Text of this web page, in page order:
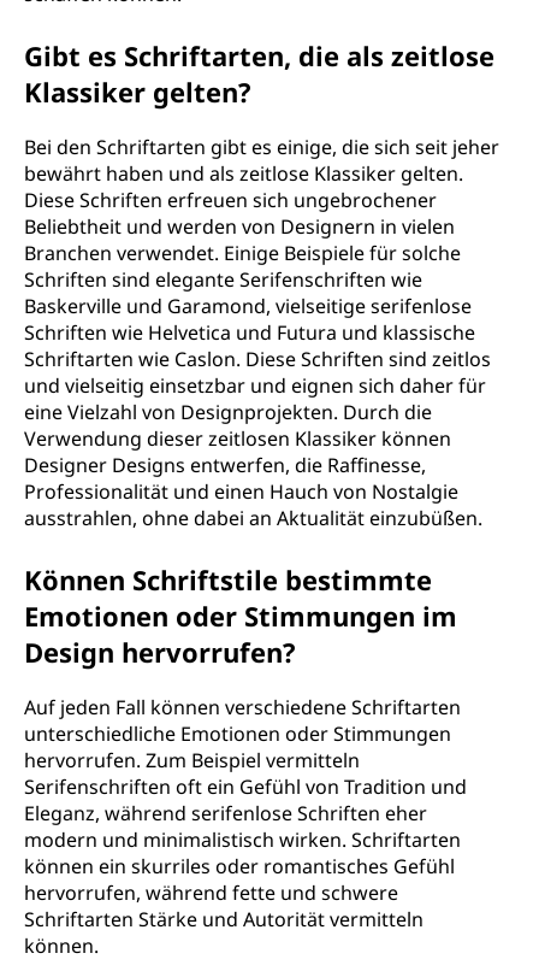
Gibt es Schriftarten, die als zeitlose
Klassiker gelten?
Bei den Schriftarten gibt es einige, die sich seit jeher
bewährt haben und als zeitlose Klassiker gelten.
Diese Schriften erfreuen sich ungebrochener
Beliebtheit und werden von Designern in vielen
Branchen verwendet. Einige Beispiele für solche
Schriften sind elegante Serifenschriften wie
Baskerville und Garamond, vielseitige serifenlose
Schriften wie Helvetica und Futura und klassische
Schriftarten wie Caslon. Diese Schriften sind zeitlos
und vielseitig einsetzbar und eignen sich daher für
eine Vielzahl von Designprojekten. Durch die
Verwendung dieser zeitlosen Klassiker können
Designer Designs entwerfen, die Raffinesse,
Professionalität und einen Hauch von Nostalgie
ausstrahlen, ohne dabei an Aktualität einzubüßen.
Können Schriftstile bestimmte
Emotionen oder Stimmungen im
Design hervorrufen?
Auf jeden Fall können verschiedene Schriftarten
unterschiedliche Emotionen oder Stimmungen
hervorrufen. Zum Beispiel vermitteln
Serifenschriften oft ein Gefühl von Tradition und
Eleganz, während serifenlose Schriften eher
modern und minimalistisch wirken. Schriftarten
können ein skurriles oder romantisches Gefühl
hervorrufen, während fette und schwere
Schriftarten Stärke und Autorität vermitteln
können.